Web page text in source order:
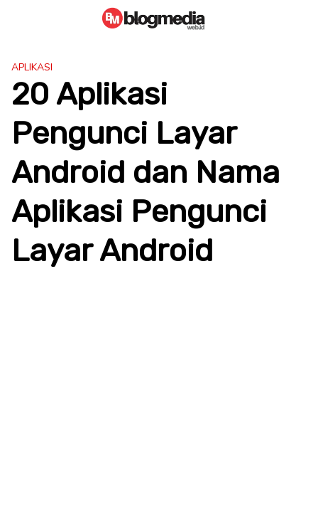
APLIKASI
20 Aplikasi
Pengunci Layar
Android dan Nama
Aplikasi Pengunci
Layar Android